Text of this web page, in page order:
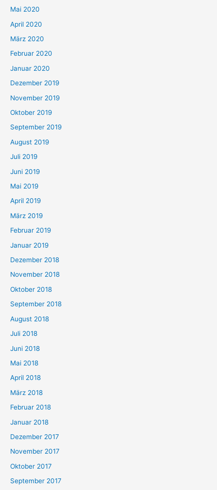
Mai 2020
April 2020
März 2020
Februar 2020
Januar 2020
Dezember 2019
November 2019
Oktober 2019
September 2019
August 2019
Juli 2019
Juni 2019
Mai 2019
April 2019
März 2019
Februar 2019
Januar 2019
Dezember 2018
November 2018
Oktober 2018
September 2018
August 2018
Juli 2018
Juni 2018
Mai 2018
April 2018
März 2018
Februar 2018
Januar 2018
Dezember 2017
November 2017
Oktober 2017
September 2017